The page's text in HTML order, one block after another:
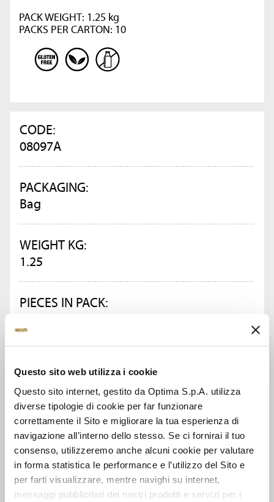
Questo sito web utilizza i cookie
Questo sito internet, gestito da Optima S.p.A. utilizza
diverse tipologie di cookie per far funzionare
correttamente il Sito e migliorare la tua esperienza di
navigazione all’interno dello stesso. Se ci fornirai il tuo
consenso, utilizzeremo anche alcuni cookie per valutare
in forma statistica le performance e l’utilizzo del Sito e
per farti visualizzare, mentre navighi su internet,
messaggi pubblicitari dei nostri prodotti e servizi per i
PACK WEIGHT: 1.25 kg
PACKS PER CARTON: 10
CODE:
08097A
PACKAGING:
Bag
WEIGHT KG:
1.25
PIECES IN PACK:
DATA SHEET
SEE ALSO